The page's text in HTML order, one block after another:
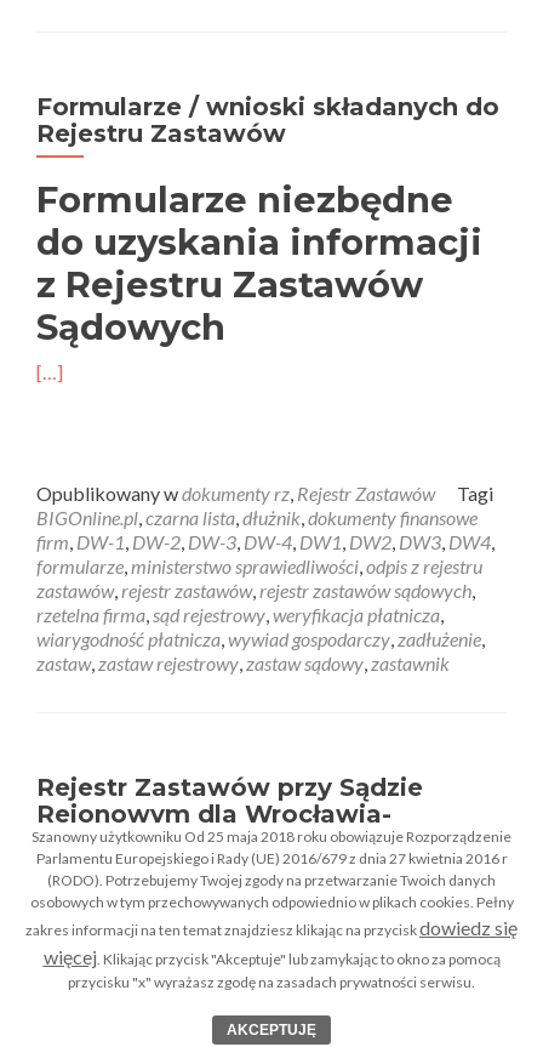
Formularze / wnioski składanych do
Rejestru Zastawów
Formularze niezbędne
do uzyskania informacji
z Rejestru Zastawów
Sądowych
[…]
Opublikowany wdokumenty rz, Rejestr Zastawów
Tagi
BIGOnline.pl,czarna lista,dłużnik,dokumenty finansowe
firm, DW-1, DW-2, DW-3, DW-4, DW1, DW2, DW3, DW4,
formularze,ministerstwo sprawiedliwości,odpis z rejestru
zastawów,rejestr zastawów,rejestr zastawów sądowych,
rzetelna firma,sąd rejestrowy,weryfikacja płatnicza,
wiarygodność płatnicza,wywiad gospodarczy,zadłużenie,
zastaw,zastaw rejestrowy,zastaw sądowy,zastawnik
Rejestr Zastawów przy Sądzie
Rejonowym dla Wrocławia-
Fabrycznej we Wrocławiu
Sąd Rejonowy dla
Wrocławia-Fabrycznej
we Wrocławiu
Szanowny użytkowniku Od 25 maja 2018 roku obowiązuje Rozporządzenie
Parlamentu Europejskiego i Rady (UE) 2016/679 z dnia 27 kwietnia 2016 r
(RODO). Potrzebujemy Twojej zgody na przetwarzanie Twoich danych
osobowych w tym przechowywanych odpowiednio w plikach cookies. Pełny
zakres informacji na ten temat znajdziesz klikając na przyciskdowiedz się
więcej. Klikając przycisk "Akceptuje" lub zamykając to okno za pomocą
przycisku "x" wyrażasz zgodę na zasadach prywatności serwisu.
AKCEPTUJĘ